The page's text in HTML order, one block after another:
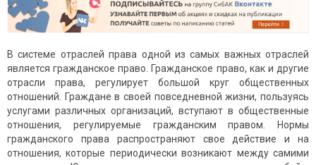
В системе отраслей права одной из самых важных отраслей
является гражданское право. Гражданское право, как и другие
отрасли права, регулирует большой круг общественных
отношений. Граждане в своей повседневной жизни, пользуясь
услугами различных организаций, вступают в общественные
отношения, регулируемые гражданским правом. Нормы
гражданского права распространяют свое действие и на
отношения, которые периодически возникают между самими